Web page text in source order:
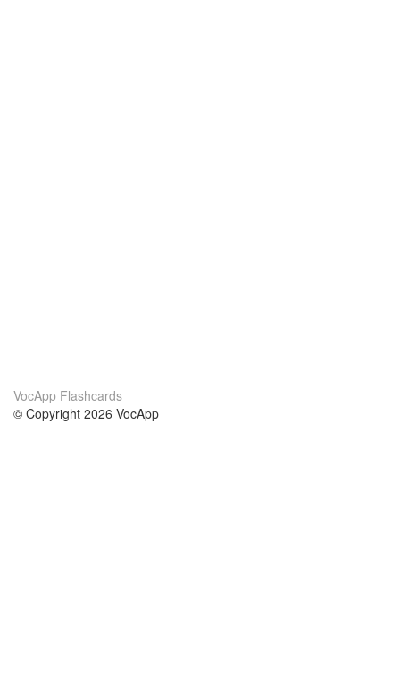
VocApp Flashcards
© Copyright 2026 VocApp